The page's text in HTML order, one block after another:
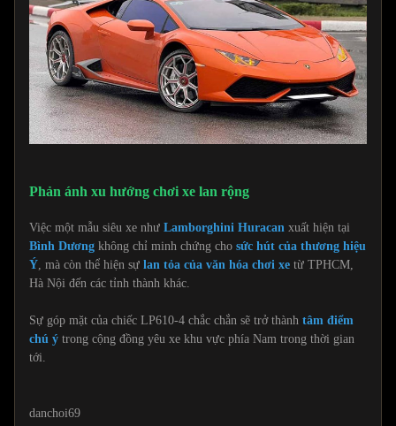
Phản ánh xu hướng chơi xe lan rộng
Việc một mẫu siêu xe như Lamborghini Huracan xuất hiện tại
Bình Dương không chỉ minh chứng cho sức hút của thương hiệu
Ý, mà còn thể hiện sự lan tỏa của văn hóa chơi xe từ TPHCM,
Hà Nội đến các tỉnh thành khác.
Sự góp mặt của chiếc LP610-4 chắc chắn sẽ trở thành tâm điểm
chú ý trong cộng đồng yêu xe khu vực phía Nam trong thời gian
tới.
danchoi69